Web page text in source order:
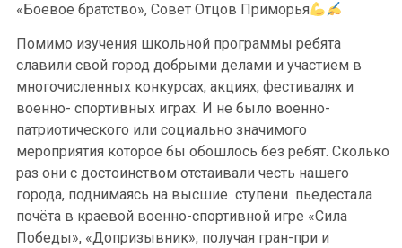
«Боевое братство», Совет Отцов Приморья
Помимо изучения школьной программы ребята
славили свой город добрыми делами и участием в
многочисленных конкурсах, акциях, фестивалях и
военно- спортивных играх. И не было военно-
патриотического или социально значимого
мероприятия которое бы обошлось без ребят. Сколько
раз они с достоинством отстаивали честь нашего
города, поднимаясь на высшие ступени пьедестала
почёта в краевой военно-спортивной игре «Сила
Победы», «Допризывник», получая гран-при и